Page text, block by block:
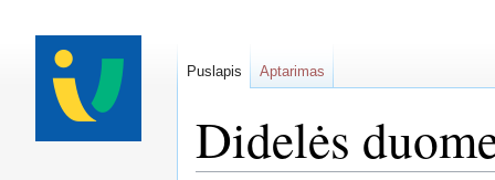
Didelės
Puslapis Aptarimas